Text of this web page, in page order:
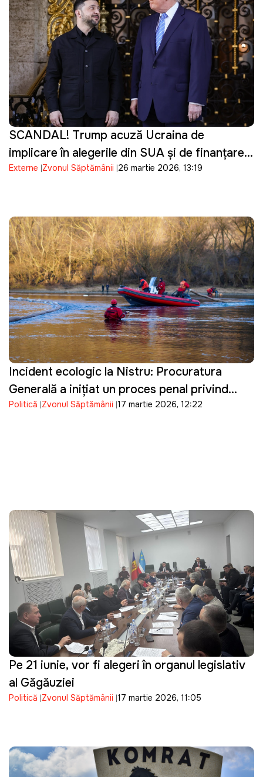
SCANDAL! Trump acuză Ucraina de
implicare în alegerile din SUA și de finanțarea
campaniei lui Biden
Externe Zvonul Săptămânii 26 martie 2026, 13:19
Incident ecologic la Nistru: Procuratura
Generală a inițiat un proces penal privind
poluarea râului
Politică Zvonul Săptămânii 17 martie 2026, 12:22
Pe 21 iunie, vor fi alegeri în organul legislativ
al Găgăuziei
Politică Zvonul Săptămânii 17 martie 2026, 11:05